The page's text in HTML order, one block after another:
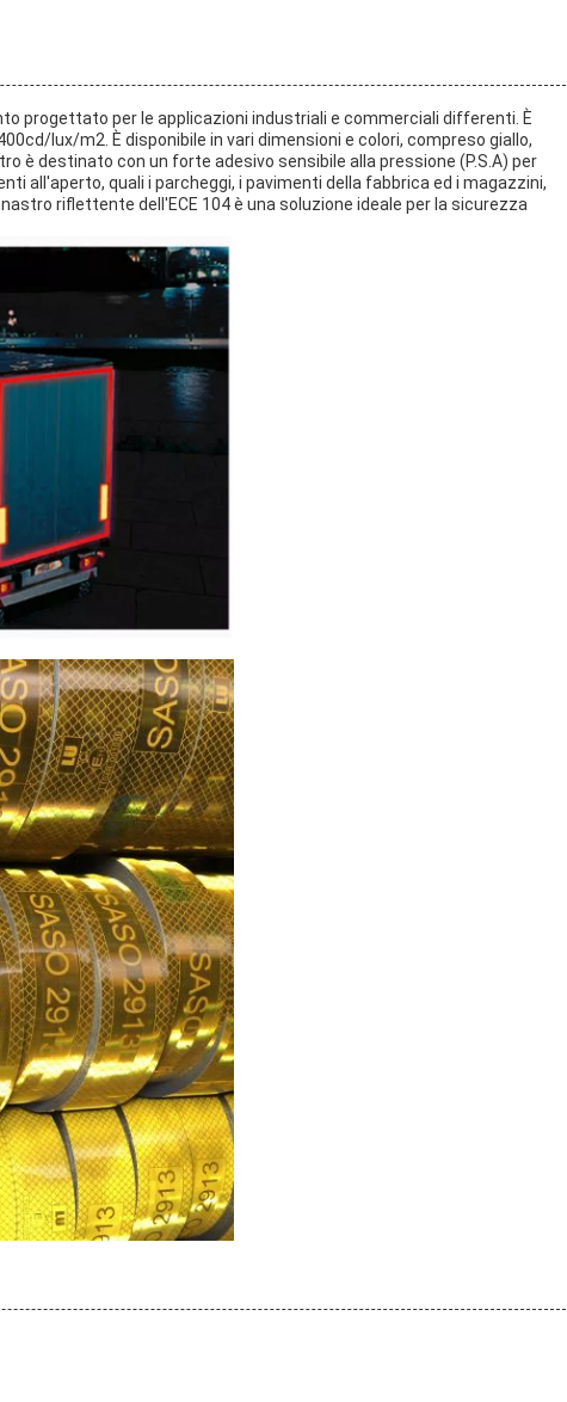
progettato per le applicazioni industriali e commerciali differenti. È
lux/m2. È disponibile in vari dimensioni e colori, compreso giallo,
è destinato con un forte adesivo sensibile alla pressione (P.S.A) per
all'aperto, quali i parcheggi, i pavimenti della fabbrica ed i magazzini,
riflettente dell'ECE 104 è una soluzione ideale per la sicurezza